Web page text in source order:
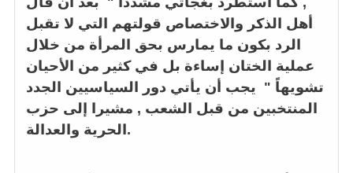
أهل الذكر والاختصاص قولتهم التي لا تقبل
الرد بكون ما يمارس بحق المرأة من خلال
عملية الختان إساءة بل في كثير من الأحيان
تشويهاً " يجب أن يأتي دور السياسيين الجدد
المنتخبين من قبل الشعب , مشيرا إلى حزب
الحرية والعدالة.